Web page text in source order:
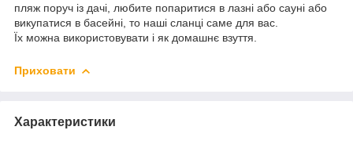
пляж поруч із дачі, любите попаритися в лазні або сауні або
викупатися в басейні, то наші сланці саме для вас.
Їх можна використовувати і як домашнє взуття.
Приховати
Характеристики